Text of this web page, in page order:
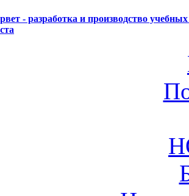
- разработка и производство